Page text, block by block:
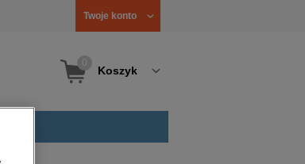
Twoje konto
Koszyk